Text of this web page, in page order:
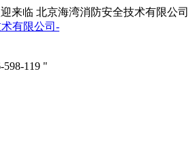
来临 北京海湾消防安全技术有限公司
598-119